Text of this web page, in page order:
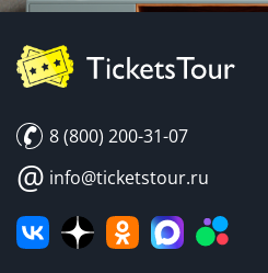
8 (800) 200-31-07
@ info@ticketstour.ru